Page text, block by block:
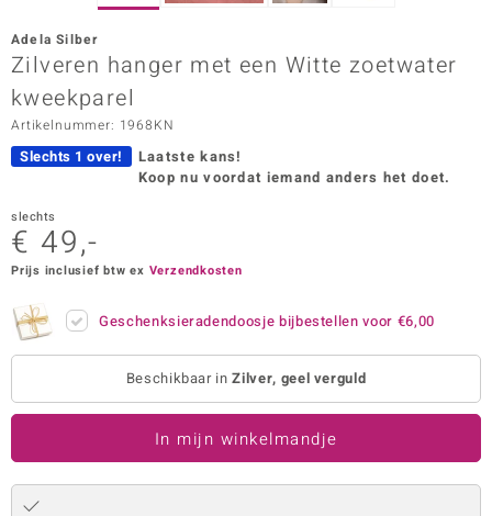
Vogue
Collection
Adela Silber
Zilveren hanger met een Witte zoetwater
kweekparel
Artikelnummer: 1968KN
Slechts 1 over!
Laatste kans!
Koop nu voordat iemand anders het doet.
slechts
€ 49,-
Prijs inclusief btw ex Verzendkosten
Geschenksieradendoosje bijbestellen voor €6,00
Beschikbaar inZilver, geel verguld
In mijn winkelmandje